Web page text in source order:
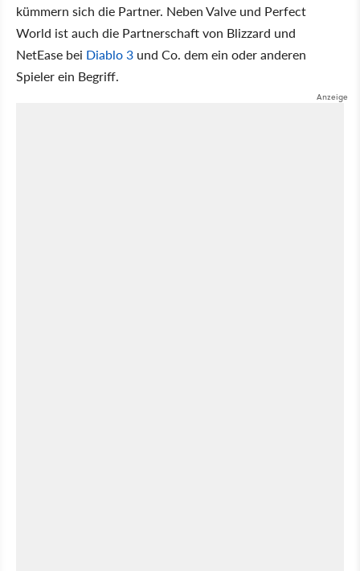
kümmern sich die Partner. Neben Valve und Perfect
World ist auch die Partnerschaft von Blizzard und
NetEase bei Diablo 3 und Co. dem ein oder anderen
Spieler ein Begriff.